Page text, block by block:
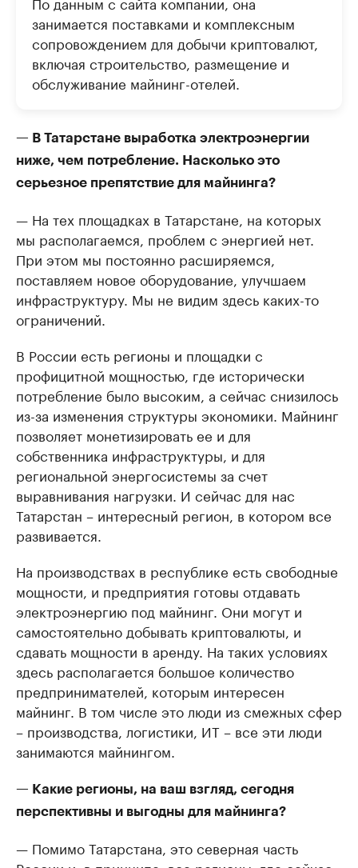
занимается поставками и комплексным
сопровождением для добычи криптовалют,
включая строительство, размещение и
обслуживание майнинг-отелей.
— В Татарстане выработка электроэнергии
ниже, чем потребление. Насколько это
серьезное препятствие для майнинга?
— На тех площадках в Татарстане, на которых
мы располагаемся, проблем с энергией нет.
При этом мы постоянно расширяемся,
поставляем новое оборудование, улучшаем
инфраструктуру. Мы не видим здесь каких-то
ограничений.
В России есть регионы и площадки с
профицитной мощностью, где исторически
потребление было высоким, а сейчас снизилось
из-за изменения структуры экономики. Майнинг
позволяет монетизировать ее и для
собственника инфраструктуры, и для
региональной энергосистемы за счет
выравнивания нагрузки. И сейчас для нас
Татарстан – интересный регион, в котором все
развивается.
На производствах в республике есть свободные
мощности, и предприятия готовы отдавать
электроэнергию под майнинг. Они могут и
самостоятельно добывать криптовалюты, и
сдавать мощности в аренду. На таких условиях
здесь располагается большое количество
предпринимателей, которым интересен
майнинг. В том числе это люди из смежных сфер
– производства, логистики, ИТ – все эти люди
занимаются майнингом.
— Какие регионы, на ваш взгляд, сегодня
перспективны и выгодны для майнинга?
— Помимо Татарстана, это северная часть